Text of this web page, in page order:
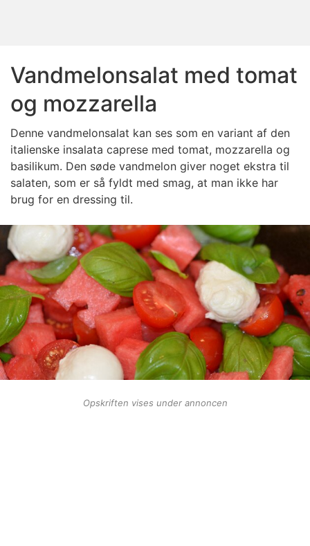
Vandmelonsalat med tomat
og mozzarella
Denne vandmelonsalat kan ses som en variant af den
italienske insalata caprese med tomat, mozzarella og
basilikum. Den søde vandmelon giver noget ekstra til
salaten, som er så fyldt med smag, at man ikke har
brug for en dressing til.
Opskriften vises under annoncen